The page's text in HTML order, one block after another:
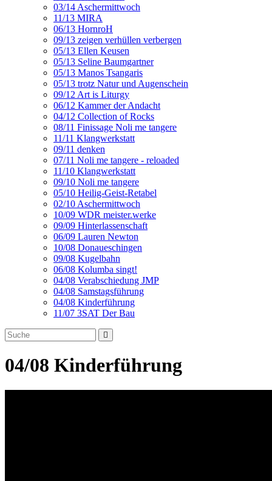
03/14 Aschermittwoch
11/13 MIRA
06/13 HornroH
09/13 zeigen verhüllen verbergen
05/13 Ellen Keusen
05/13 Seline Baumgartner
05/13 Manos Tsangaris
05/13 trotz Natur und Augenschein
09/12 Art is Liturgy
06/12 Kammer der Andacht
04/12 Collection of Rocks
08/11 Finissage Noli me tangere
11/11 Klangwerkstatt
09/11 denken
07/11 Noli me tangere - reloaded
11/10 Klangwerkstatt
09/10 Noli me tangere
05/10 Heilig-Geist-Retabel
02/10 Aschermittwoch
10/09 WDR meister.werke
09/09 Hinterlassenschaft
06/09 Lauren Newton
10/08 Donaueschingen
09/08 Kugelbahn
06/08 Kolumba singt!
04/08 Verabschiedung JMP
04/08 Samstagsführung
04/08 Kinderführung
11/07 3SAT Der Bau
04/08 Kinderführung